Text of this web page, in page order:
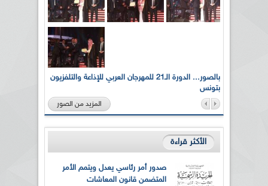
بالصور... الدورة الـ21 للمهرجان العربي للإذاعة والتلفزيون
بتونس
المزيد من الصور
الأكثر قراءة
صدور أمر رئاسي يعدل ويتمم الأمر
المتضمن قانون المعاشات